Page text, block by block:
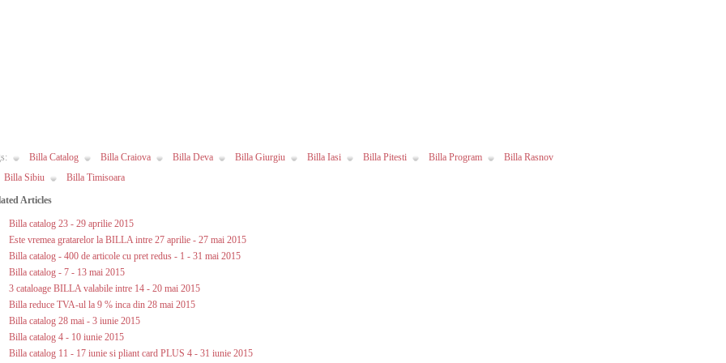
Billa Catalog Billa Craiova Billa Deva Billa Giurgiu Billa Iasi Billa Pitesti Billa Program
Billa Rasnov
Billa Sibiu
Billa Timisoara
Articles
Billa catalog 23 - 29 aprilie 2015
Este vremea gratarelor la BILLA intre 27 aprilie - 27 mai 2015
Billa catalog - 400 de articole cu pret redus - 1 - 31 mai 2015
Billa catalog - 7 - 13 mai 2015
3 cataloage BILLA valabile intre 14 - 20 mai 2015
Billa reduce TVA-ul la 9 % inca din 28 mai 2015
Billa catalog 28 mai - 3 iunie 2015
Billa catalog 4 - 10 iunie 2015
Billa catalog 11 - 17 iunie si pliant card PLUS 4 - 31 iunie 2015